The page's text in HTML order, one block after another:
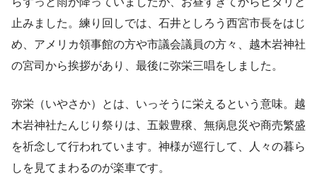
止みました。練り回しでは、石井としろう西宮市長をはじ
め、アメリカ領事館の方や市議会議員の方々、越木岩神社
の宮司から挨拶があり、最後に弥栄三唱をしました。
弥栄（いやさか）とは、いっそうに栄えるという意味。越
木岩神社たんじり祭りは、五穀豊穣、無病息災や商売繁盛
を祈念して行われています。神様が巡行して、人々の暮ら
しを見てまわるのが楽車です。